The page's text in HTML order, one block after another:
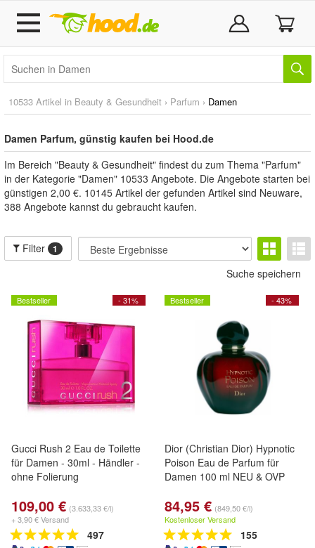
10533 Artikel in Beauty & Gesundheit › Parfum › Damen
Damen Parfum, günstig kaufen bei Hood.de
Im Bereich "Beauty & Gesundheit" findest du zum Thema "Parfum"
in der Kategorie "Damen" 10533 Angebote. Die Angebote starten bei
günstigen 2,00 €. 10145 Artikel der gefunden Artikel sind Neuware,
388 Angebote kannst du gebraucht kaufen.
Filter 1
Suche speichern
- 31%
Bestseller
Gucci Rush 2 Eau de Toilette
für Damen - 30ml - Händler -
ohne Folierung
109,00 € (3.633,33 €/l)
+ 3,90 € Versand
497
- 43%
Bestseller
Dior (Christian Dior) Hypnotic
Poison Eau de Parfum für
Damen 100 ml NEU & OVP
84,95 € (849,50 €/l)
Kostenloser Versand
155